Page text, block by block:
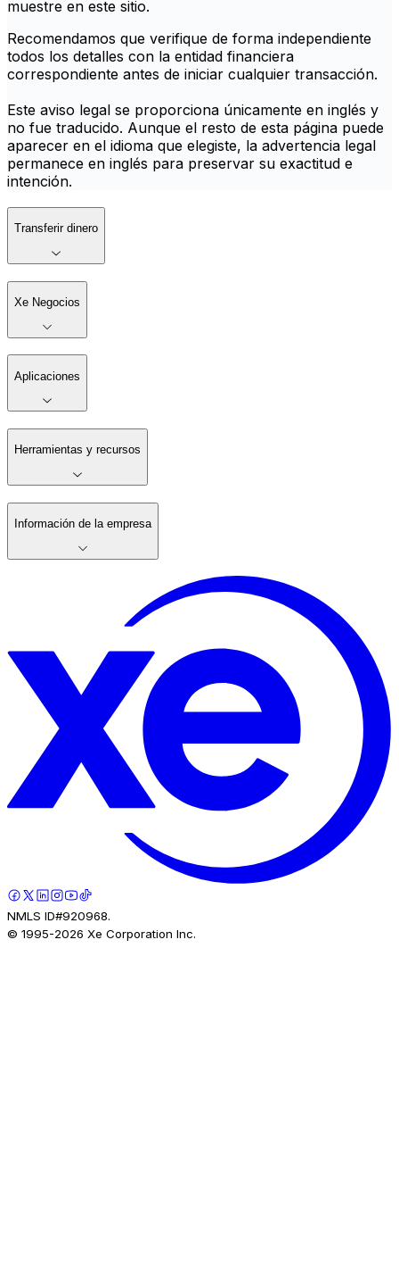
muestre en este sitio.
Recomendamos que verifique de forma independiente
todos los detalles con la entidad financiera
correspondiente antes de iniciar cualquier transacción.
Este aviso legal se proporciona únicamente en inglés y
no fue traducido. Aunque el resto de esta página puede
aparecer en el idioma que elegiste, la advertencia legal
permanece en inglés para preservar su exactitud e
intención.
Transferir dinero
Xe Negocios
Aplicaciones
Herramientas y recursos
Información de la empresa
NMLS ID#920968.
© 1995-2026 Xe Corporation Inc.